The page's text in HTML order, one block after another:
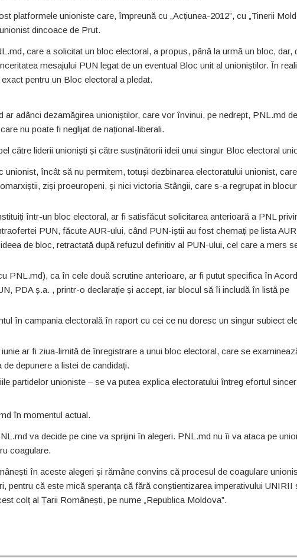
platformele unioniste care, împreună cu „Acțiunea-2012”, cu „Tinerii
dincoace de Prut.
care a solicitat un bloc electoral, a propus, până la urmă un bloc, dar,
mesajului PUN legat de un eventual Bloc unit al unioniștilor. În
pentru un Bloc electoral a pledat.
ar adânci dezamăgirea unioniștilor, care vor învinui, pe nedrept, PNL.md de
nu poate fi neglijat de național-liberali.
către liderii unioniști și către susținătorii ideii unui singur Bloc electoral
unionist, încât să nu permitem, totuși dezbinarea electoratului unionist,
ziși proeuropeni, și nici victoria Stângii, care s-a regrupat in
într-un bloc electoral, ar fi satisfăcut solicitarea anterioară a PNL
PUN, făcute AUR-ului, când PUN-iștii au fost chemați pe lista
de bloc, retractată după refuzul definitiv al PUN-ului, cel care a mers
PNL.md), ca în cele două scrutine anterioare, ar fi putut specifica în
PDA ș.a. , printr-o declarație și accept, iar blocul să îi includă în listă pe
în campania electorală în raport cu cei ce nu doresc un singur subiect
ar fi ziua-limită de înregistrare a unui bloc electoral, care se
depunere a listei de candidați.
partidelor unioniste – se va putea explica electoratului întreg efortul
în momentul actual.
va decide pe cine va sprijini în alegeri. PNL.md nu îi va ataca pe
coagulare.
în aceste alegeri și rămâne convins că procesul de coagulare
pentru că este mică speranța că fără conștientizarea imperativului UNIRII
colț al Țarii Românești, pe nume „Republica Moldova”.